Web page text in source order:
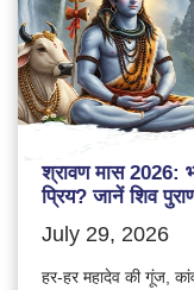
श्रावण मास 2026:
प्रिय? जानें शिव
July 29, 2026
हर-हर महादेव की गूंज,